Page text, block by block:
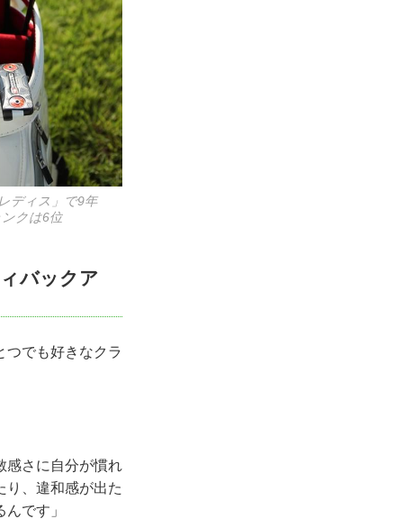
ディス」で9年
クは6位
バックア
つでも好きなクラ
感さに自分が慣れ
り、違和感が出た
です」